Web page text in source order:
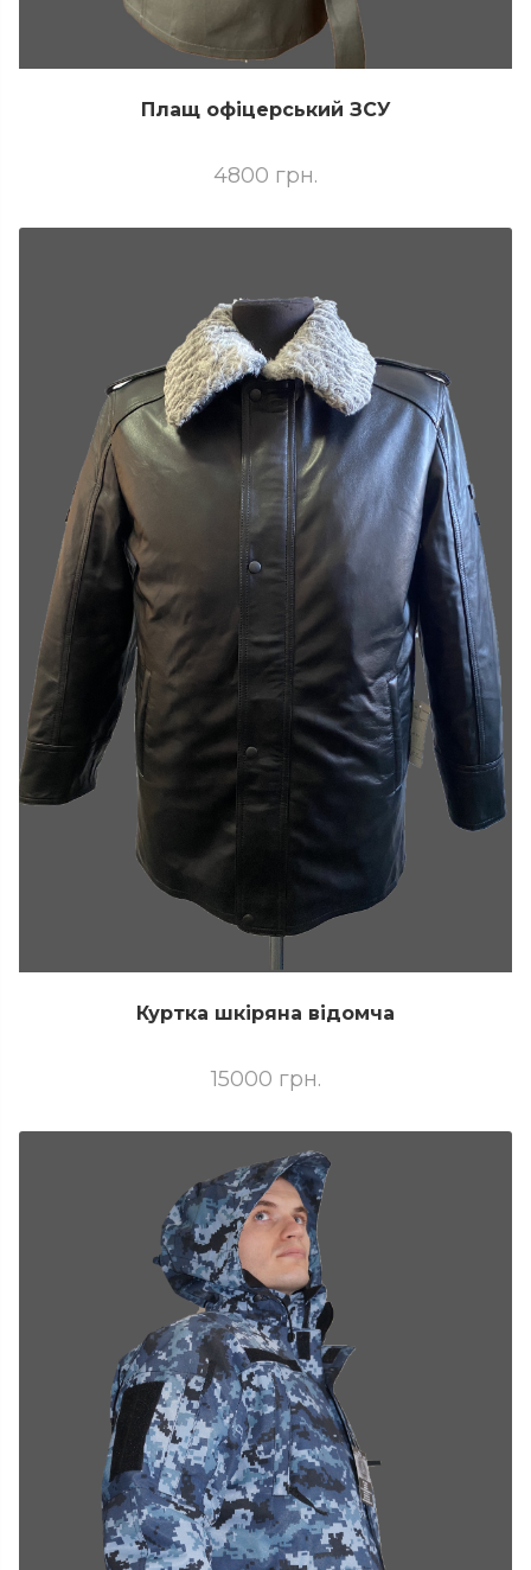
Плащ офіцерський ЗСУ
4800 грн.
Куртка шкіряна відомча
15000 грн.